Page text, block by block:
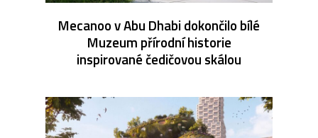
Mecanoo v Abu Dhabi dokončilo bílé
Muzeum přírodní historie
inspirované čedičovou skálou